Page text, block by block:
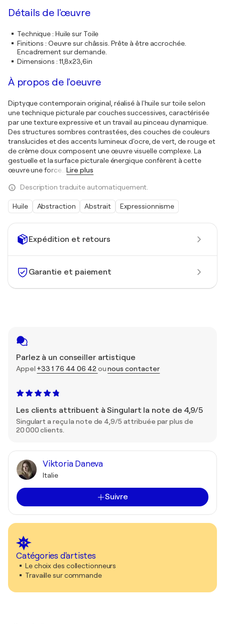
Expédition et retours
Garantie et paiement
Parlez à un conseiller artistique
Appel +33 1 76 44 06 42ounous contacter
Les clients attribuent à Singulart la note de 4,9/5
Singulart a reçu la note de 4,9/5 attribuée par plus de
20 000 clients.
Viktoria Daneva
Italie
Suivre
Catégories d'artistes
Le choix des collectionneurs
Travaille sur commande
Détails de l'œuvre
Technique: Huile sur Toile
Finitions : Oeuvre sur châssis. Prête à être accrochée.
Encadrement sur demande.
Dimensions : 11,8x23,6in
À propos de l'oeuvre
Diptyque contemporain original, réalisé à l'huile sur toile selon
une technique picturale par couches successives, caractérisée
par une texture expressive et un travail au pinceau dynamique.
Des structures sombres contrastées, des couches de couleurs
translucides et des accents lumineux d'ocre, de vert, de rouge et
de crème doux composent une œuvre visuelle complexe. La
gestuelle et la surface picturale énergique confèrent à cette
œuvre une force… Lire plus
Description traduite automatiquement.
Huile Abstraction Abstrait Expressionnisme